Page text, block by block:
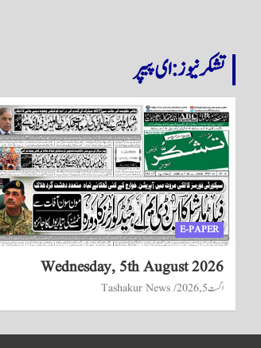
تشکر نیوز: ای پیپر
E-PAPER
Wednesday, 5th August 2026
اگست 5, 2026 Tashakur News